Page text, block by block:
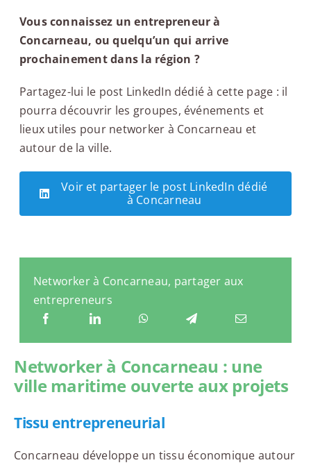
Vous connaissez un entrepreneur à
Concarneau, ou quelqu’un qui arrive
prochainement dans la région ?
Partagez-lui le post LinkedIn dédié à cette page : il
pourra découvrir les groupes, événements et
lieux utiles pour networker à Concarneau et
autour de la ville.
Voir et partager le post LinkedIn dédié
à Concarneau
Networker à Concarneau, partager aux
entrepreneurs
Networker à Concarneau : une
ville maritime ouverte aux projets
Tissu entrepreneurial
Concarneau développe un tissu économique autour